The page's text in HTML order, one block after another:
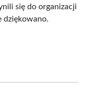
się do organizacji
dziękowano.